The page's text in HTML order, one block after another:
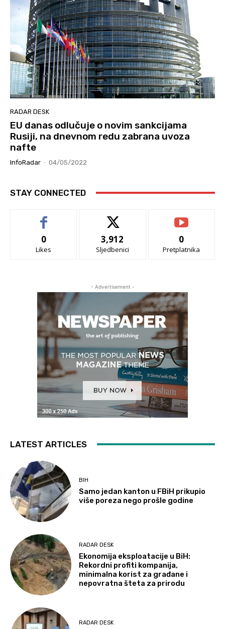
RADAR DESK
EU danas odlučuje o novim sankcijama
Rusiji, na dnevnom redu zabrana uvoza
nafte
InfoRadar - 04/05/2022
STAY CONNECTED
0
Likes
3,912
Sljedbenici
0
Pretplatnika
- Advertisement -
LATEST ARTICLES
BIH
Samo jedan kanton u FBiH prikupio
više poreza nego prošle godine
RADAR DESK
Ekonomija eksploatacije u BiH:
Rekordni profiti kompanija,
minimalna korist za građane i
nepovratna šteta za prirodu
RADAR DESK